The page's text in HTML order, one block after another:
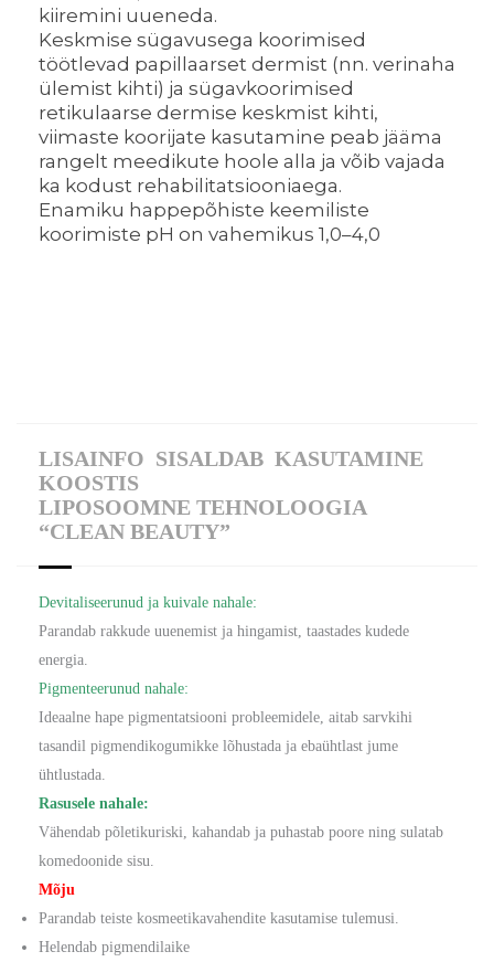
kiiremini uueneda.
Keskmise sügavusega koorimised
töötlevad papillaarset dermist (nn. verinaha
ülemist kihti) ja sügavkoorimised
retikulaarse dermise keskmist kihti,
viimaste koorijate kasutamine peab jääma
rangelt meedikute hoole alla ja võib vajada
ka kodust rehabilitatsiooniaega.
Enamiku happepõhiste keemiliste
koorimiste pH on vahemikus 1,0–4,0
LISAINFO SISALDAB KASUTAMINE
KOOSTIS
LIPOSOOMNE TEHNOLOOGIA
“CLEAN BEAUTY”
Devitaliseerunud ja kuivale nahale:
Parandab rakkude uuenemist ja hingamist, taastades kudede
energia.
Pigmenteerunud nahale:
Ideaalne hape pigmentatsiooni probleemidele, aitab sarvkihi
tasandil pigmendikogumikke lõhustada ja ebaühtlast jume
ühtlustada.
Rasusele nahale:
Vähendab põletikuriski, kahandab ja puhastab poore ning sulatab
komedoonide sisu.
Mõju
Parandab teiste kosmeetikavahendite kasutamise tulemusi.
Helendab pigmendilaike